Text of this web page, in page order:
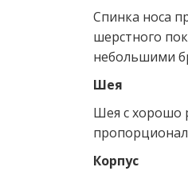
Спинка носа
шерстного
небольшими
Шея
Шея с хорошо
Корпус